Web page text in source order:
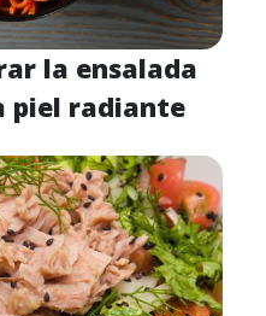
la ensalada
piel radiante